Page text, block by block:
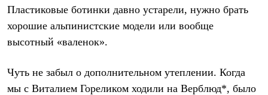
Пластиковые ботинки давно устарели, нужно брать
хорошие альпинистские модели или вообще
высотный «валенок».
Чуть не забыл о дополнительном утеплении. Когда
мы с Виталием Гореликом ходили на Верблюд*, было